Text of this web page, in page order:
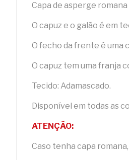
Capa de asperge
O capuz e o galão é em
O fecho da frente é uma
O capuz tem uma franja
Tecido: Adamascado.
Disponível em todas as
ATENÇÃO:
Caso tenha capa